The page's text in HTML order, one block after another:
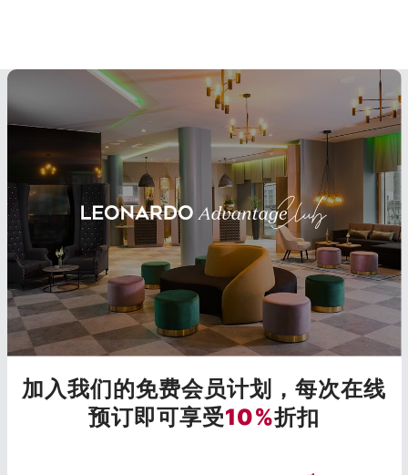
加入我们的免费会员计划，每次在线
预订即可享受10%折扣